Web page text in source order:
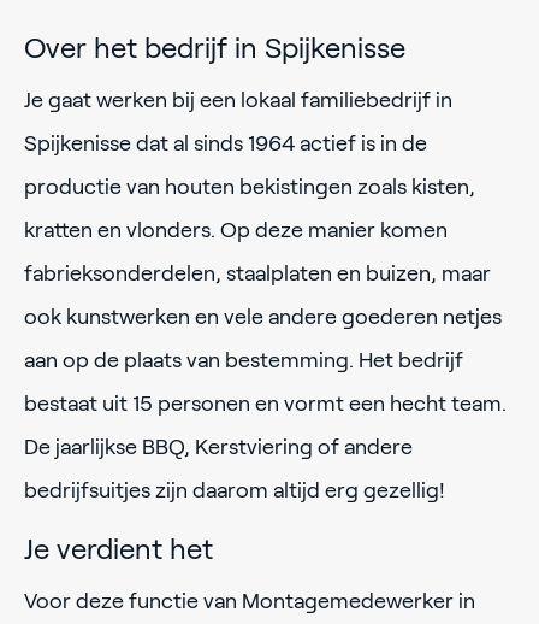
Over het bedrijf in Spijkenisse
Je gaat werken bij een lokaal familiebedrijf in
Spijkenisse dat al sinds 1964 actief is in de
productie van houten bekistingen zoals kisten,
kratten en vlonders. Op deze manier komen
fabrieksonderdelen, staalplaten en buizen, maar
ook kunstwerken en vele andere goederen netjes
aan op de plaats van bestemming. Het bedrijf
bestaat uit 15 personen en vormt een hecht team.
De jaarlijkse BBQ, Kerstviering of andere
bedrijfsuitjes zijn daarom altijd erg gezellig!
Je verdient het
Voor deze functie van Montagemedewerker in